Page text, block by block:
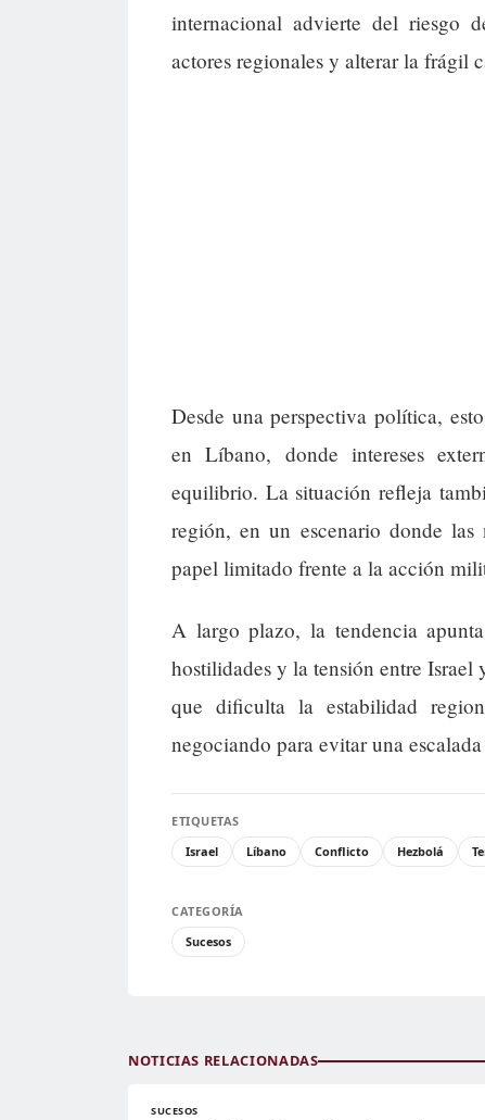
internacional advierte del riesgo
actores regionales y alterar la frágil
Desde una perspectiva política,
en Líbano, donde intereses
equilibrio. La situación refleja
región, en un escenario donde
papel limitado frente a la acción
A largo plazo, la tendencia
hostilidades y la tensión entre
que dificulta la estabilidad
negociando para evitar una
ETIQUETAS
Israel
Líbano Conflicto Hezbolá
CATEGORÍA
Sucesos
NOTICIAS RELACIONADAS
SUCESOS